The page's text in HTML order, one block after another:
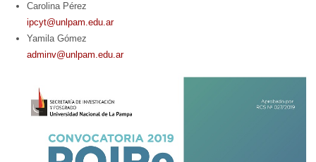
Carolina Pérez
ipcyt@unlpam.edu.ar
Yamila Gómez
adminv@unlpam.edu.ar